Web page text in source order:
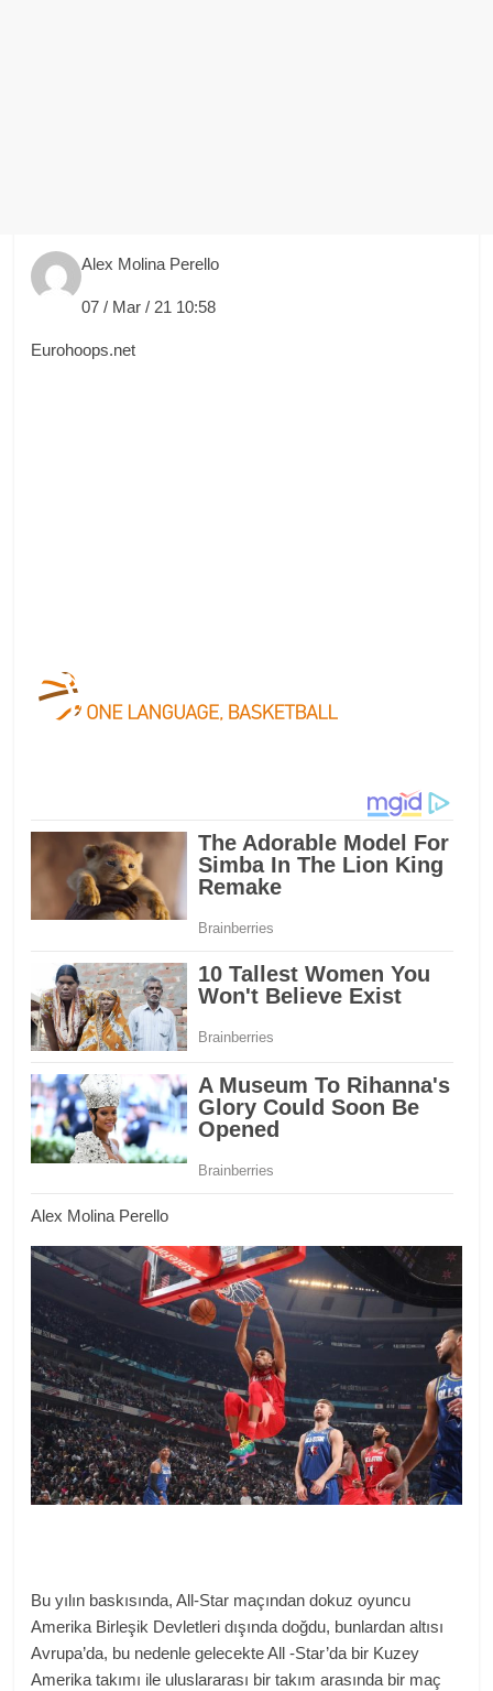
Alex Molina Perello
07 / Mar / 21 10:58
Eurohoops.net
Alex Molina Perello
Bu yılın baskısında, All-Star maçından dokuz oyuncu
Amerika Birleşik Devletleri dışında doğdu, bunlardan altısı
Avrupa’da, bu nedenle gelecekte All -Star’da bir Kuzey
Amerika takımı ile uluslararası bir takım arasında bir maç